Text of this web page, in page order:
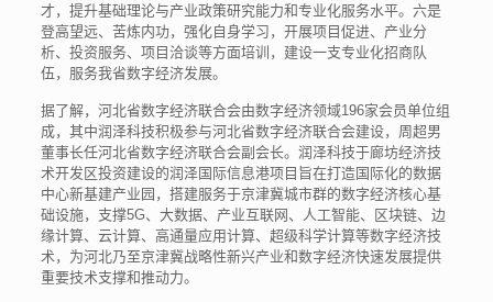
才，提升基础理论与产业政策研究能力和专业化服务水平。六是
登高望远、苦炼内功，强化自身学习，开展项目促进、产业分
析、投资服务、项目洽谈等方面培训，建设一支专业化招商队
伍，服务我省数字经济发展。
据了解，河北省数字经济联合会由数字经济领域196家会员单位组
成，其中润泽科技积极参与河北省数字经济联合会建设，周超男
董事长任河北省数字经济联合会副会长。润泽科技于廊坊经济技
术开发区投资建设的润泽国际信息港项目旨在打造国际化的数据
中心新基建产业园，搭建服务于京津冀城市群的数字经济核心基
础设施，支撑5G、大数据、产业互联网、人工智能、区块链、边
缘计算、云计算、高通量应用计算、超级科学计算等数字经济技
术，为河北乃至京津冀战略性新兴产业和数字经济快速发展提供
重要技术支撑和推动力。